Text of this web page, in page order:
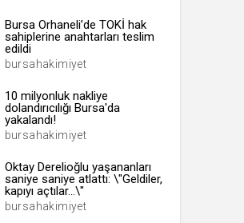
Bursa Orhaneli’de TOKİ hak
sahiplerine anahtarları teslim
edildi
bursahakimiyet
10 milyonluk nakliye
dolandırıcılığı Bursa'da
yakalandı!
bursahakimiyet
Oktay Derelioğlu yaşananları
saniye saniye atlattı: \"Geldiler,
kapıyı açtılar...\"
bursahakimiyet